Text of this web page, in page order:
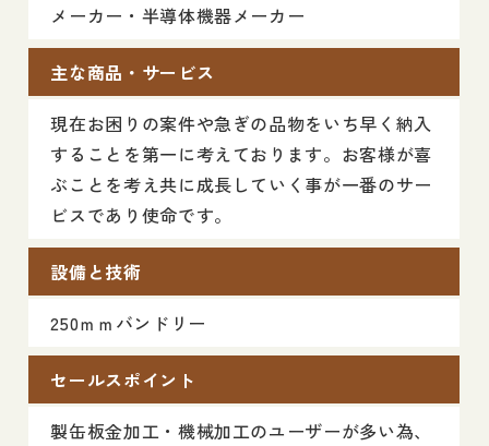
メーカー・半導体機器メーカー
主な商品・サービス
現在お困りの案件や急ぎの品物をいち早く納入
することを第一に考えております。お客様が喜
ぶことを考え共に成長していく事が一番のサー
ビスであり使命です。
設備と技術
250ｍｍバンドリー
セールスポイント
製缶板金加工・機械加工のユーザーが多い為、